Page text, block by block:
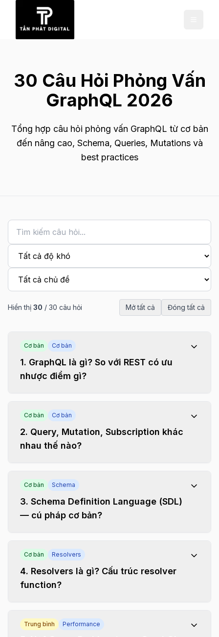
30 Câu Hỏi Phỏng Vấn
GraphQL 2026
Tổng hợp câu hỏi phỏng vấn GraphQL từ cơ bản
đến nâng cao, Schema, Queries, Mutations và
best practices
Hiển thị 30 / 30 câu hỏi Mở tất cả Đóng tất cả
Cơ bản Cơ bản
1. GraphQL là gì? So với REST có ưu
nhược điểm gì?
Cơ bản Cơ bản
2. Query, Mutation, Subscription khác
nhau thế nào?
Cơ bản Schema
3. Schema Definition Language (SDL)
— cú pháp cơ bản?
Cơ bản Resolvers
4. Resolvers là gì? Cấu trúc resolver
function?
Trung bình Performance